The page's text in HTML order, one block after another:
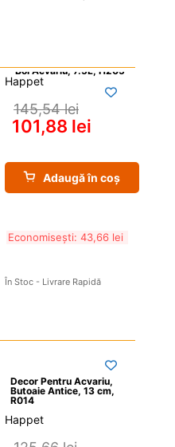
Happet
145,54 lei
101,88 lei
Adaugă în coș
Economisești: 43,66 lei
În Stoc - Livrare Rapidă
Decor Pentru Acvariu,
Butoaie Antice, 13 cm,
R014
Happet